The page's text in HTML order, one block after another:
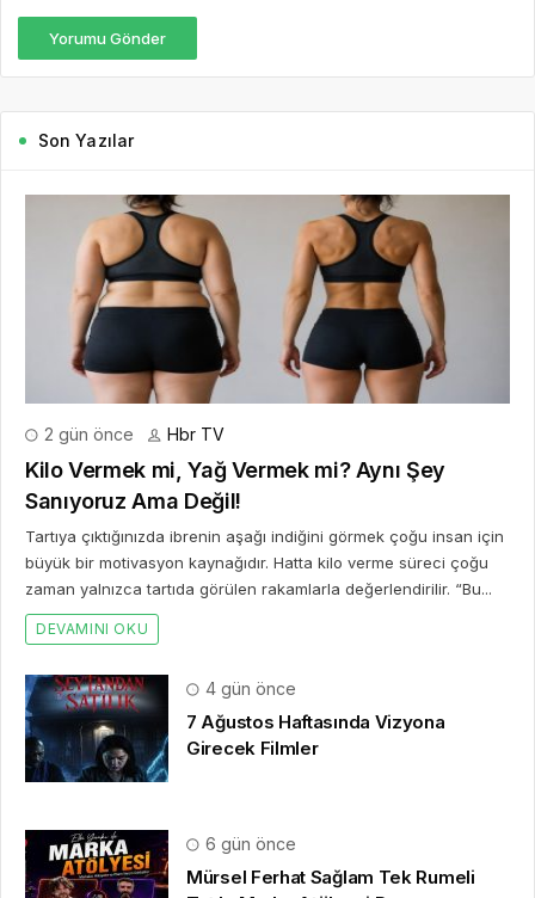
Yorumu Gönder
Son Yazılar
2 gün önce Hbr TV
Kilo Vermek mi, Yağ Vermek mi? Aynı Şey
Sanıyoruz Ama Değil!
Tartıya çıktığınızda ibrenin aşağı indiğini görmek çoğu insan için
büyük bir motivasyon kaynağıdır. Hatta kilo verme süreci çoğu
zaman yalnızca tartıda görülen rakamlarla değerlendirilir. “Bu...
DEVAMINI OKU
4 gün önce
7 Ağustos Haftasında Vizyona
Girecek Filmler
6 gün önce
Mürsel Ferhat Sağlam Tek Rumeli